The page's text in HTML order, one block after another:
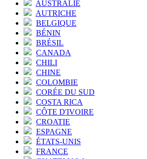
AUSTRALIE
AUTRICHE
BELGIQUE
BÉNIN
BRÉSIL
CANADA
CHILI
CHINE
COLOMBIE
CORÉE DU SUD
COSTA RICA
CÔTE D'IVOIRE
CROATIE
ESPAGNE
ÉTATS-UNIS
FRANCE